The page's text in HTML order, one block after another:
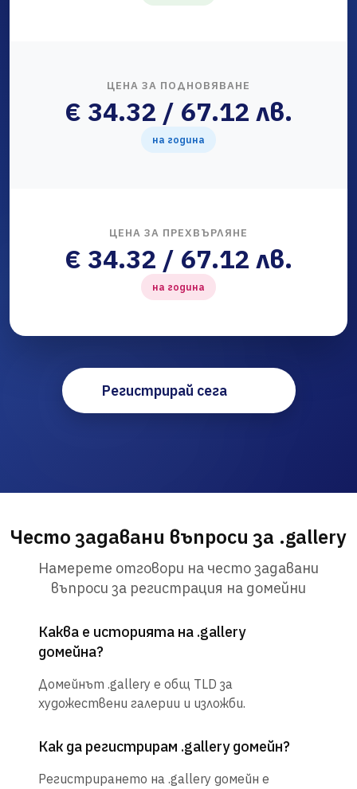
ЦЕНА ЗА ПОДНОВЯВАНЕ
€ 34.32 / 67.12 лв.
на година
ЦЕНА ЗА ПРЕХВЪРЛЯНЕ
€ 34.32 / 67.12 лв.
на година
Регистрирай сега
Често задавани въпроси за .gallery
Намерете отговори на често задавани
въпроси за регистрация на домейни
Каква е историята на .gallery
домейна?
Домейнът .gallery е общ TLD за
художествени галерии и изложби.
Как да регистрирам .gallery домейн?
Регистрирането на .gallery домейн е